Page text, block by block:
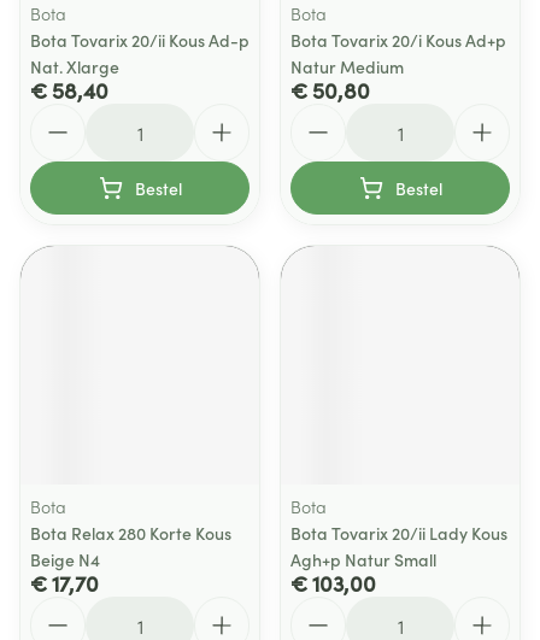
Bota
Bota Tovarix 20/ii Kous Ad-p
Nat. Xlarge
€ 58,40
Bestel
Bota
Bota Tovarix 20/i Kous Ad+p
Natur Medium
€ 50,80
Bestel
Bota
Bota Relax 280 Korte Kous
Beige N4
€ 17,70
Bota
Bota Tovarix 20/ii Lady Kous
Agh+p Natur Small
€ 103,00